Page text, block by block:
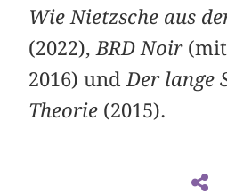
Wie Nietzsche aus
(2022), BRD Noir(mit
2016) und Der lange
Theorie (2015).